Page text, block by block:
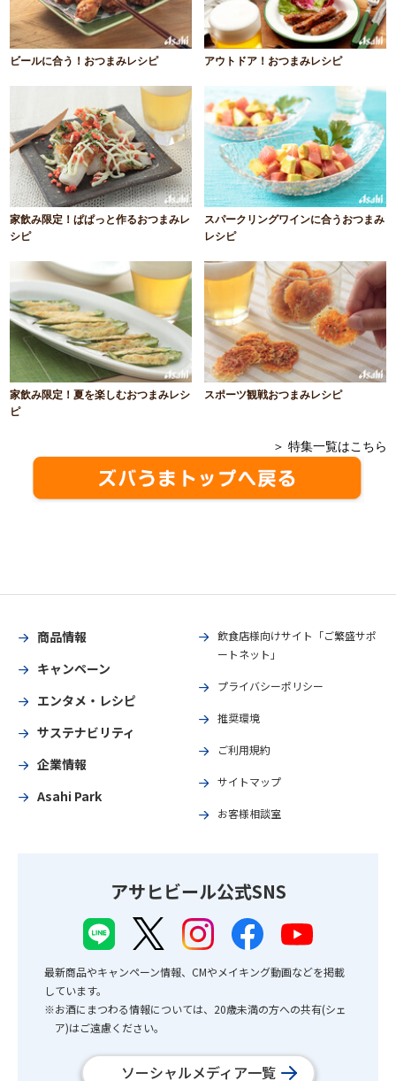
ビールに合う！おつまみレシピ アウトドア！おつまみレシピ
家飲み限定！ぱぱっと作るおつまみレ
シピ
スパークリングワインに合うおつまみ
レシピ
家飲み限定！夏を楽しむおつまみレシ
ピ
スポーツ観戦おつまみレシピ
＞ 特集一覧はこちら
商品情報
キャンペーン
エンタメ・レシピ
サステナビリティ
企業情報
Asahi Park
飲食店様向けサイト「ご繁盛サポ
ートネット」
プライバシーポリシー
推奨環境
ご利用規約
サイトマップ
お客様相談室
アサヒビール公式SNS
最新商品やキャンペーン情報、CMやメイキング動画などを掲載
しています。
※お酒にまつわる情報については、20歳未満の方への共有(シェ
ア)はご遠慮ください。
ソーシャルメディア一覧